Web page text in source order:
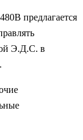
предлагается
Э.Д.С. в